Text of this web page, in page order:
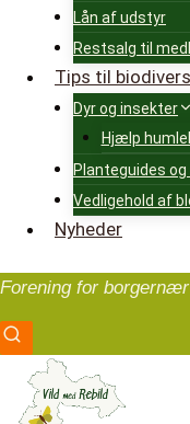
Lån af udstyr
Restsalg til
Tips til
Dyr og insekter
Hjælp
Planteguides
Vedligehold af
Nyheder
Forening for